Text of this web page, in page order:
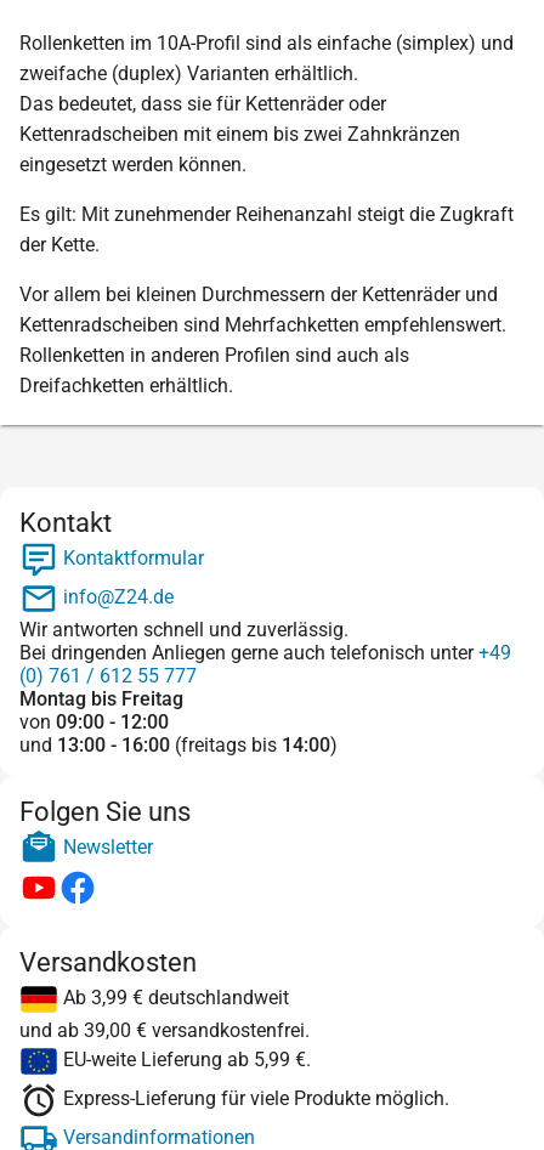
Rollenketten im 10A-Profil sind als einfache (simplex) und
zweifache (duplex) Varianten erhältlich.
Das bedeutet, dass sie für Kettenräder oder
Kettenradscheiben mit einem bis zwei Zahnkränzen
eingesetzt werden können.
Es gilt: Mit zunehmender Reihenanzahl steigt die Zugkraft
der Kette.
Vor allem bei kleinen Durchmessern der Kettenräder und
Kettenradscheiben sind Mehrfachketten empfehlenswert.
Rollenketten in anderen Profilen sind auch als
Dreifachketten erhältlich.
Kontakt
Kontaktformular
info@Z24.de
Wir antworten schnell und zuverlässig.
Bei dringenden Anliegen gerne auch telefonisch unter+49
(0) 761 / 612 55 777
Montag bis Freitag
von 09:00 - 12:00
und 13:00 - 16:00 (freitags bis 14:00)
Folgen Sie uns
Newsletter
Versandkosten
Ab 3,99 € deutschlandweit
und ab 39,00 € versandkostenfrei.
EU-weite Lieferung ab 5,99 €.
Express-Lieferung für viele Produkte möglich.
Versandinformationen